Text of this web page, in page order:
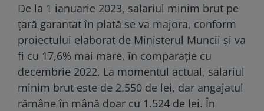
De la 1 ianuarie 2023, salariul minim brut pe
țară garantat în plată se va majora, conform
proiectului elaborat de Ministerul Muncii și va
fi cu 17,6% mai mare, în comparație cu
decembrie 2022. La momentul actual, salariul
minim brut este de 2.550 de lei, dar angajatul
rămâne în mână doar cu 1.524 de lei. În